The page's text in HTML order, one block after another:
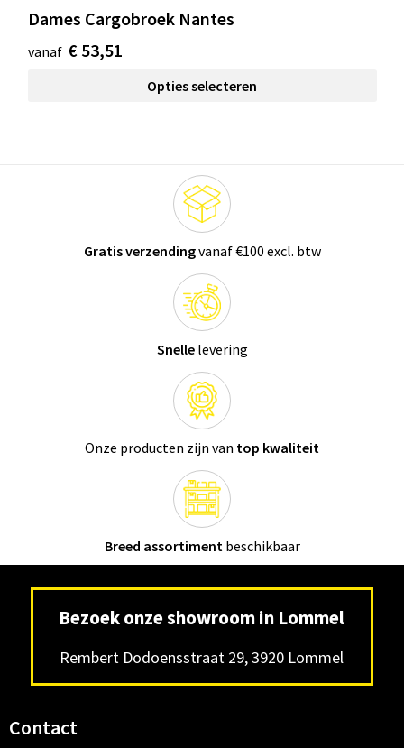
Dames Cargobroek Nantes
vanaf € 53,51
Opties selecteren
Gratis verzendingvanaf €100 excl. btw
Snellelevering
Onze producten zijn van top kwaliteit
Breed assortiment beschikbaar
Bezoek onze showroom in Lommel
Rembert Dodoensstraat 29, 3920 Lommel
Contact